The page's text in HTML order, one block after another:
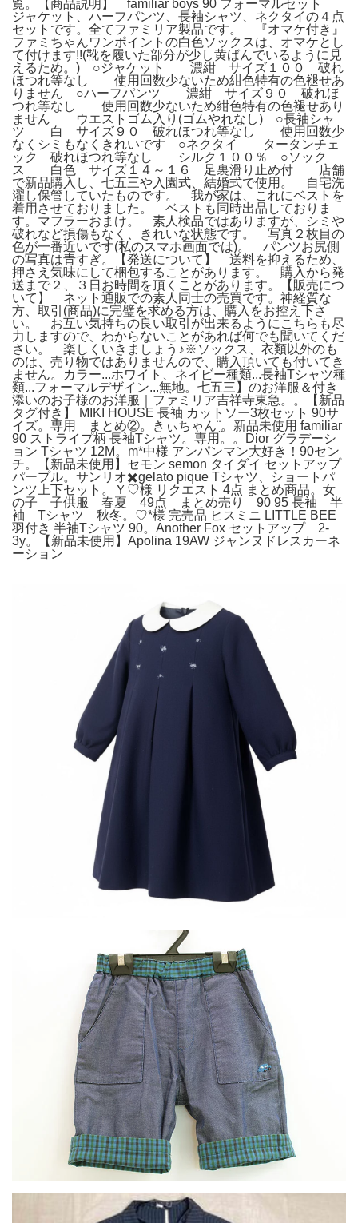
覧。【商品説明】 familiar boys 90 フォーマルセット
ジャケット、ハーフパンツ、長袖シャツ、ネクタイの４点
セットです。全てファミリア製品です。 『オマケ付き』
ファミちゃんワンポイントの白色ソックスは、オマケとし
て付けます!!(靴を履いた部分が少し黄ばんでいるように見
えるため。) ○ジャケット 濃紺 サイズ１００ 破れ
ほつれ等なし 使用回数少ないため紺色特有の色褪せあ
りません ○ハーフパンツ 濃紺 サイズ９０ 破れほ
つれ等なし 使用回数少ないため紺色特有の色褪せあり
ません ウエストゴム入り(ゴムやれなし) ○長袖シャ
ツ 白 サイズ９０ 破れほつれ等なし 使用回数少
なくシミもなくきれいです ○ネクタイ タータンチェ
ック 破れほつれ等なし シルク１００％ ○ソック
ス 白色 サイズ１４～１６ 足裏滑り止め付 店舗
で新品購入し、七五三や入園式、結婚式で使用。 自宅洗
濯し保管していたものです。 我が家は、これにベストを
着用させておりました。 ベストも同時出品しておりま
す。マフラーおまけ。 素人検品ではありますが、シミや
破れなど損傷もなく、きれいな状態です。 写真２枚目の
色が一番近いです(私のスマホ画面では)。 パンツお尻側
の写真は青すぎ。【発送について】 送料を抑えるため、
押さえ気味にして梱包することがあります。 購入から発
送まで２、３日お時間を頂くことがあります。【販売につ
いて】 ネット通販での素人同士の売買です。神経質な
方、取引(商品)に完璧を求める方は、購入をお控え下さ
い。 お互い気持ちの良い取引が出来るようにこちらも尽
力しますので、わからないことがあれば何でも聞いてくだ
さい。 楽しくいきましょう♪※ソックス、衣類以外のも
のは、売り物ではありませんので、購入頂いても付いてき
ません。カラー...ホワイト、ネイビー種類...長袖Tシャツ種
類...フォーマルデザイン...無地。七五三】のお洋服＆付き
添いのお子様のお洋服｜ファミリア吉祥寺東急。。【新品
タグ付き】 MIKI HOUSE 長袖 カットソー3枚セット 90サ
イズ。専用 まとめ②。きぃちゃん¨̮。新品未使用 familiar
90 ストライプ柄 長袖Tシャツ。専用。。Dior グラデーシ
ョン Tシャツ 12M。m*中様 アンパンマン大好き！90セン
チ。【新品未使用】セモン semon タイダイ セットアップ
パープル。サンリオ✖️gelato pique Tシャツ、ショートパ
ンツ上下セット。Ｙ♡様 リクエスト 4点 まとめ商品。女
の子 子供服 春夏 49点 まとめ売り 90 95 長袖 半
袖 Tシャツ 秋冬。♡*様 完売品 ヒスミニ LITTLE BEE
羽付き 半袖Tシャツ 90。Another Fox セットアップ 2-
3y。【新品未使用】Apolina 19AW ジャンヌドレスカーネ
ーション